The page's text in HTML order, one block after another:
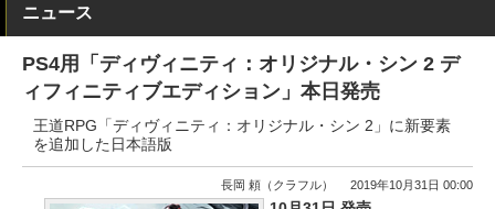
ニュース
PS4用「ディヴィニティ：オリジナル・シン 2 デ
ィフィニティブエディション」本日発売
王道RPG「ディヴィニティ：オリジナル・シン 2」に新要素
を追加した日本語版
長岡 頼（クラフル） 2019年10月31日 00:00